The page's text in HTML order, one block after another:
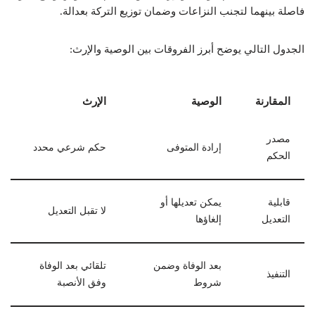
فاصلة بينهما لتجنب النزاعات وضمان توزيع التركة بعدالة.
الجدول التالي يوضح أبرز الفروقات بين الوصية والإرث:
المقارنة الوصية الإرث
مصدر
الحكم
إرادة المتوفى حكم شرعي محدد
قابلية
التعديل
يمكن تعديلها أو
إلغاؤها
لا تقبل التعديل
التنفيذ
بعد الوفاة وضمن
شروط
تلقائي بعد الوفاة
وفق الأنصبة